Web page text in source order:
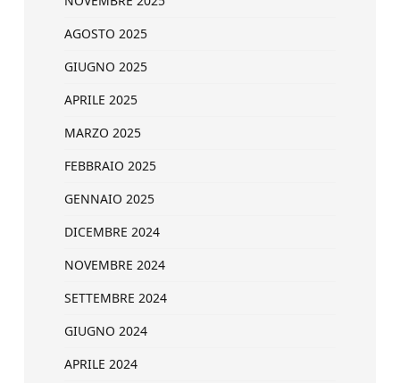
AGOSTO 2025
GIUGNO 2025
APRILE 2025
MARZO 2025
FEBBRAIO 2025
GENNAIO 2025
DICEMBRE 2024
NOVEMBRE 2024
SETTEMBRE 2024
GIUGNO 2024
APRILE 2024